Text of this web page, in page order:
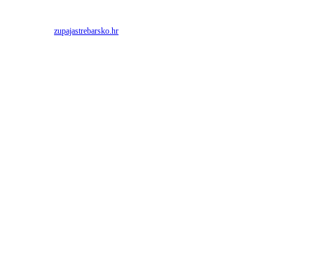
Izvor:zupajastrebarsko.hr